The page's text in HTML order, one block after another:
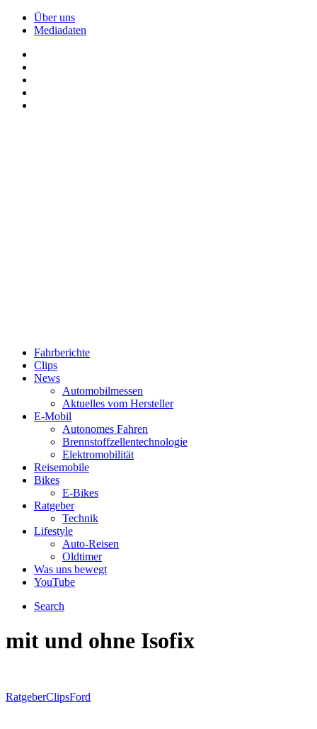
Über uns
Mediadaten
Fahrberichte
Clips
News
Automobilmessen
Aktuelles vom Hersteller
E-Mobil
Autonomes Fahren
Brennstoffzellentechnologie
Elektromobilität
Reisemobile
Bikes
E-Bikes
Ratgeber
Technik
Lifestyle
Auto-Reisen
Oldtimer
Was uns bewegt
YouTube
Search
mit und ohne Isofix
RatgeberClipsFord